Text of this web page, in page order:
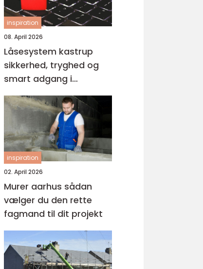
inspiration
08. April 2026
Låsesystem kastrup
sikkerhed, tryghed og
smart adgang i
hverdagen
inspiration
02. April 2026
Murer aarhus sådan
vælger du den rette
fagmand til dit projekt